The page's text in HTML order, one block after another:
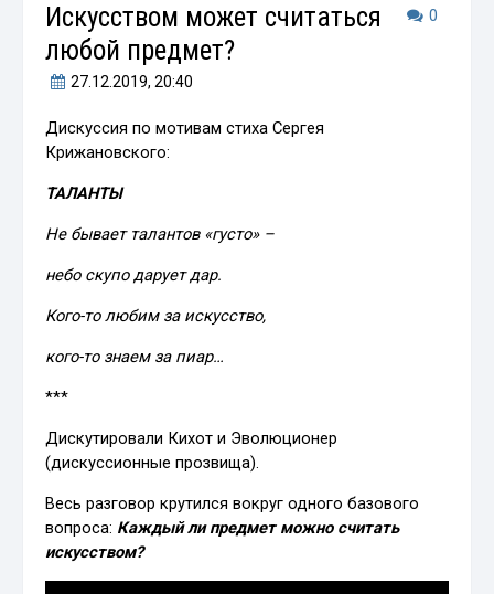
0
Искусством может считаться
любой предмет?
27.12.2019, 20:40
Дискуссия по мотивам стиха Сергея
Крижановского:
ТАЛАНТЫ
Не бывает талантов «густо» –
небо скупо дарует дар.
Кого-то любим за искусство,
кого-то знаем за пиар…
***
Дискутировали Кихот и Эволюционер
(дискуссионные прозвища).
Весь разговор крутился вокруг одного базового
вопроса: Каждый ли предмет можно считать
искусством?